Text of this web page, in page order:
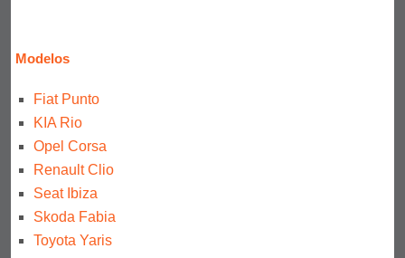
Modelos
Fiat Punto
KIA Rio
Opel Corsa
Renault Clio
Seat Ibiza
Skoda Fabia
Toyota Yaris